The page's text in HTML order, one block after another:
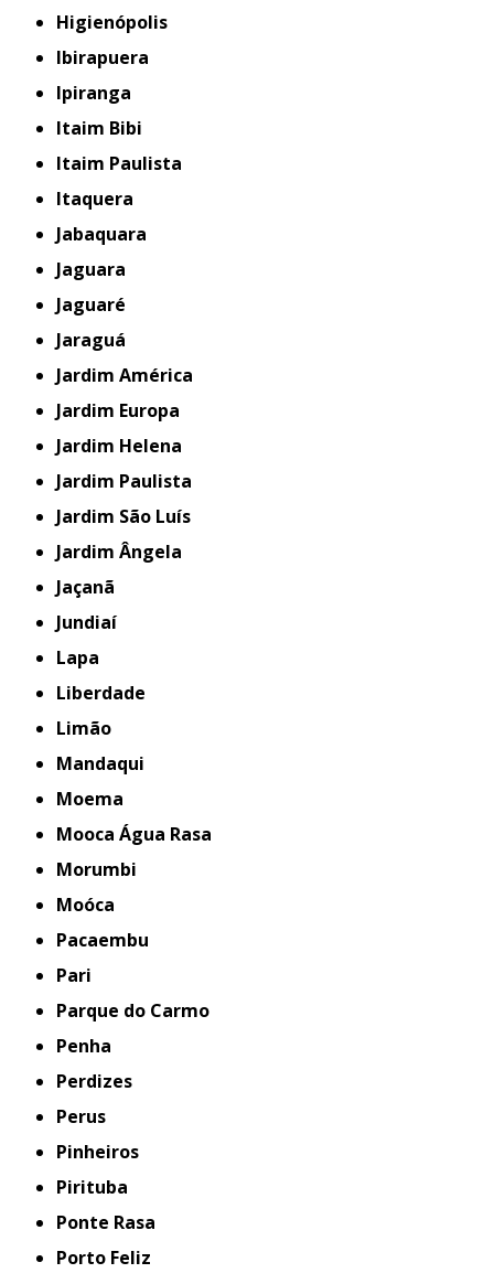
Higienópolis
Ibirapuera
Ipiranga
Itaim Bibi
Itaim Paulista
Itaquera
Jabaquara
Jaguara
Jaguaré
Jaraguá
Jardim América
Jardim Europa
Jardim Helena
Jardim Paulista
Jardim São Luís
Jardim Ângela
Jaçanã
Jundiaí
Lapa
Liberdade
Limão
Mandaqui
Moema
Mooca Água Rasa
Morumbi
Moóca
Pacaembu
Pari
Parque do Carmo
Penha
Perdizes
Perus
Pinheiros
Pirituba
Ponte Rasa
Porto Feliz